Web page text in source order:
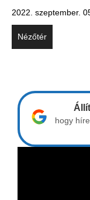
2022. szeptember.
Nézőtér
hogy